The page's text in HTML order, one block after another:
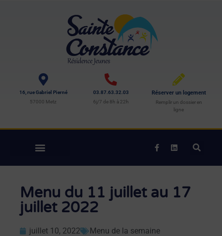
16, rue Gabriel Pierné
57000 Metz
03.87.63.32.03
6j/7 de 8h à 22h
Réserver un logement
Remplir un dossier en
ligne
Menu du 11 juillet au 17
juillet 2022
juillet 10, 2022 Menu de la semaine